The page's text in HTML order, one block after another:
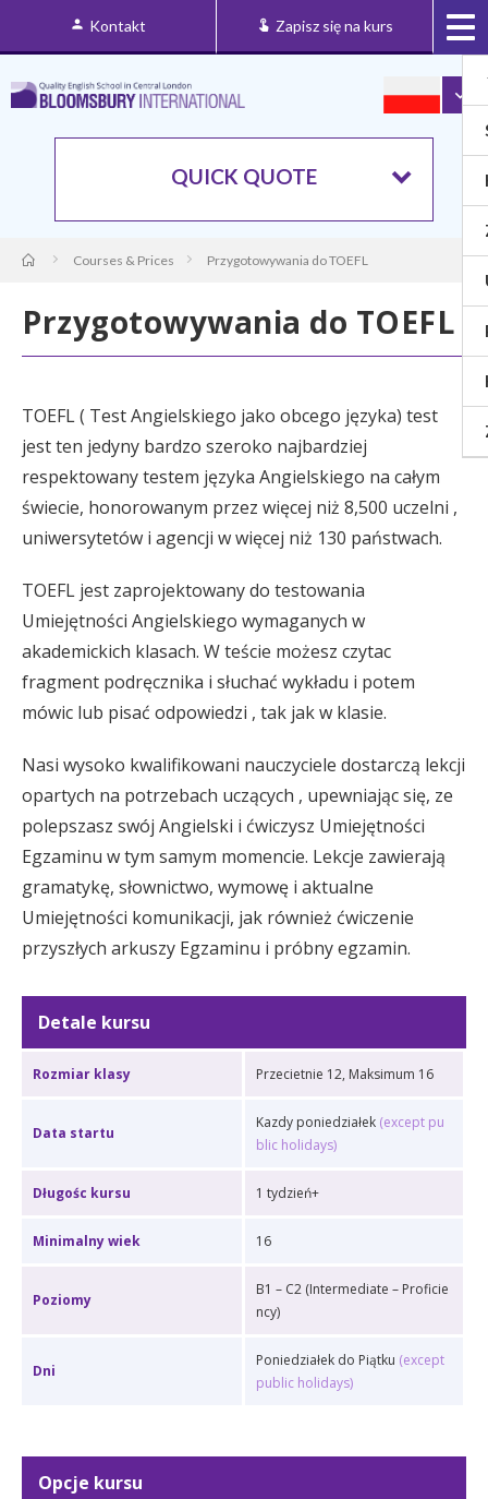
Kontakt Zapisz się na kurs
QUICK QUOTE
Courses & Prices Przygotowywania do TOEFL
Przygotowywania do TOEFL
TOEFL ( Test Angielskiego jako obcego języka) test
jest ten jedyny bardzo szeroko najbardziej
respektowany testem języka Angielskiego na całym
świecie, honorowanym przez więcej niż 8,500 uczelni ,
uniwersytetów i agencji w więcej niż 130 państwach.
TOEFL jest zaprojektowany do testowania
Umiejętności Angielskiego wymaganych w
akademickich klasach. W teście możesz czytac
fragment podręcznika i słuchać wykładu i potem
mówic lub pisać odpowiedzi , tak jak w klasie.
Nasi wysoko kwalifikowani nauczyciele dostarczą lekcji
opartych na potrzebach uczących , upewniając się, ze
polepszasz swój Angielski i ćwiczysz Umiejętności
Egzaminu w tym samym momencie. Lekcje zawierają
gramatykę, słownictwo, wymowę i aktualne
Umiejętności komunikacji, jak również ćwiczenie
przyszłych arkuszy Egzaminu i próbny egzamin.
Detale kursu
Rozmiar klasy Przecietnie 12, Maksimum 16
Data startu
Kazdy poniedziałek (except pu
blic holidays)
Długośc kursu 1 tydzień+
Minimalny wiek 16
Poziomy
B1 – C2 (Intermediate – Proficie
ncy)
Dni
Poniedziałek do Piątku (except
public holidays)
Opcje kursu